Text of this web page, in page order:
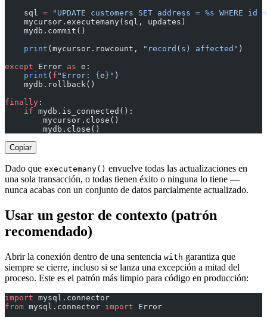
    sql
= "UPDATE customers SET address = %s WHERE id
    mycursor.executemany(sql, updates)
    mydb.commit()
    print
(mycursor.rowcount, "record(s) affected" )
except Error as e:
    print
( f "Error: { e } " )
    mydb.rollback()
finally :
    if
mydb.is_connected():
        mycursor.close()
        mydb.close()
Copiar
Dado que executemany() envuelve todas las actualizaciones en
una sola transacción, o todas tienen éxito o ninguna lo tiene —
nunca acabas con un conjunto de datos parcialmente actualizado.
Usar un gestor de contexto (patrón
recomendado)
Abrir la conexión dentro de una sentencia with garantiza que
siempre se cierre, incluso si se lanza una excepción a mitad del
proceso. Este es el patrón más limpio para código en producción:
import mysql.connector
from mysql.connector import Error